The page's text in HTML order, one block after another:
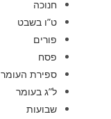
חנוכה
ט”ו בשבט
פורים
פסח
ספירת העומר
ל”ג בעומר
שבועות